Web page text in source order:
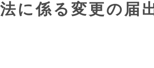
に係る変更の届